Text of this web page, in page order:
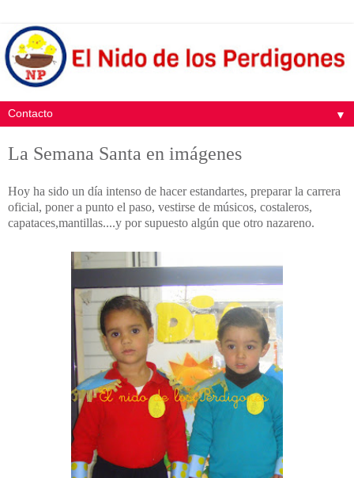
▼
La Semana Santa en imágenes
Hoy ha sido un día intenso de hacer estandartes, preparar la carrera
oficial, poner a punto el paso, vestirse de músicos, costaleros,
capataces,mantillas....y por supuesto algún que otro nazareno.